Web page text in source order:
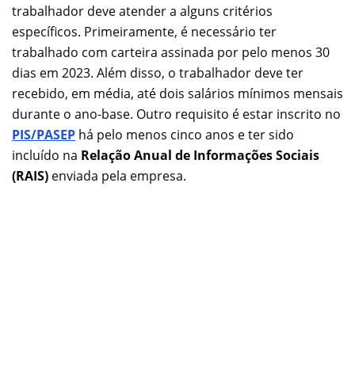
trabalhador deve atender a alguns critérios
específicos. Primeiramente, é necessário ter
trabalhado com carteira assinada por pelo menos 30
dias em 2023. Além disso, o trabalhador deve ter
recebido, em média, até dois salários mínimos mensais
durante o ano-base. Outro requisito é estar inscrito no
PIS/PASEP há pelo menos cinco anos e ter sido
incluído na Relação Anual de Informações Sociais
(RAIS) enviada pela empresa.